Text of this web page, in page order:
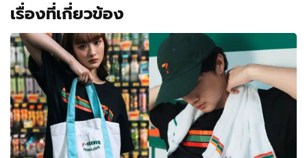
เรื่องที่เกี่ยวข้อง